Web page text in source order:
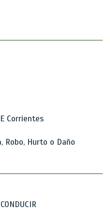
Corrientes
Robo, Hurto o Daño